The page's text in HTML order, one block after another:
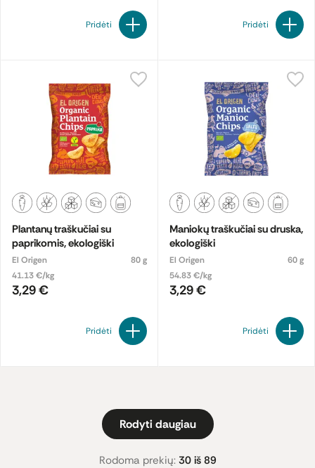
Pridėti Pridėti
Plantanų traškučiai su
paprikomis, ekologiški
El Origen
80 g
41.13 €/kg
3,29 €
Pridėti
Maniokų traškučiai su druska,
ekologiški
El Origen
60 g
54.83 €/kg
3,29 €
Pridėti
Rodyti daugiau
Rodoma prekių: 30 iš 89